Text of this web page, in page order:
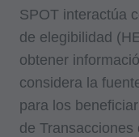
SPOT interactúa
de elegibilidad
obtener
considera la
para los
de Transacciones